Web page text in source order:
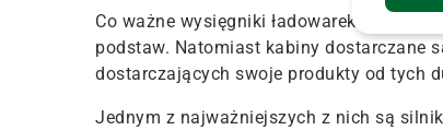
Co ważne wysięgniki ładowarek
podstaw. Natomiast kabiny dostarczane
dostarczających swoje produkty od tych
Jednym z najważniejszych z nich są